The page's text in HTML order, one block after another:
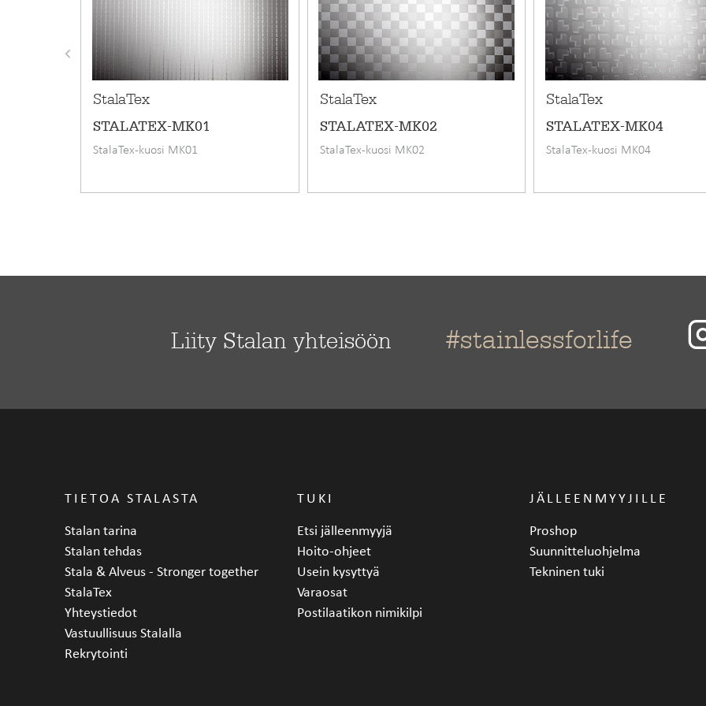
Materiaali
Ruostumaton teräs
StalaTex
STALATEX-MK01
StalaTex-kuosi MK01
StalaTex
STALATEX-MK02
StalaTex-kuosi MK02
StalaTex
STALATEX-MK04
StalaTex-kuosi MK04
Liity Stalan yhteisöön #stainlessforlife
TIETOA STALASTA
Stalan tarina
Stalan tehdas
Stala & Alveus - Stronger together
StalaTex
Yhteystiedot
Vastuullisuus Stalalla
Rekrytointi
TUKI
Etsi jälleenmyyjä
Hoito-ohjeet
Usein kysyttyä
Varaosat
Postilaatikon nimikilpi
JÄLLEENMYYJILLE
Proshop
Suunnitteluohjelma
Tekninen tuki